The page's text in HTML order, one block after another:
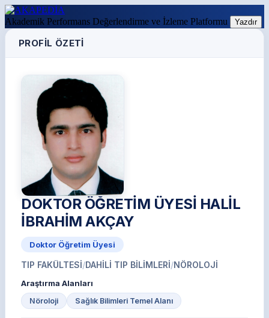
Akademik Performans Değerlendirme ve İzleme Platformu Yazdır
PROFIL ÖZETI
DOKTOR ÖĞRETİM ÜYESİ HALİL
İBRAHİM AKÇAY
Doktor Öğretim Üyesi
TIP FAKÜLTESİ/DAHİLİ TIP BİLİMLERİ/NÖROLOJİ
Araştırma Alanları
Nöroloji Sağlık Bilimleri Temel Alanı